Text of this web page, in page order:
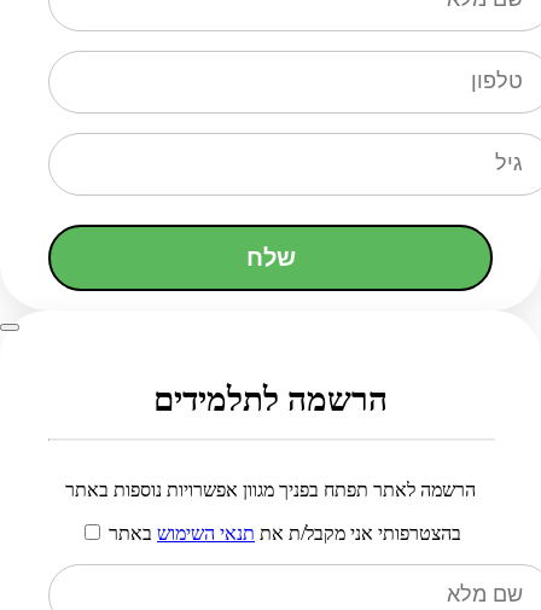
שלח
הרשמה לתלמידים
הרשמה לאתר תפתח בפניך מגוון אפשרויות נוספות באתר
בהצטרפותי אני מקבל/ת את תנאי השימוש באתר